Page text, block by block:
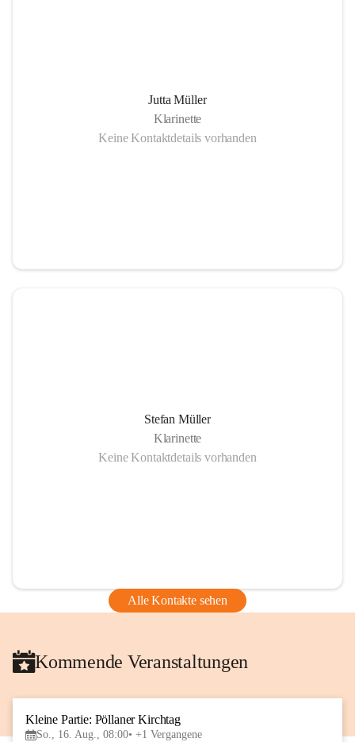
Jutta Müller
Klarinette
Keine Kontaktdetails vorhanden
Stefan Müller
Klarinette
Keine Kontaktdetails vorhanden
Alle Kontakte sehen
Kommende Veranstaltungen
Kleine Partie: Pöllaner Kirchtag
So., 16. Aug., 08:00 +1 Vergangene